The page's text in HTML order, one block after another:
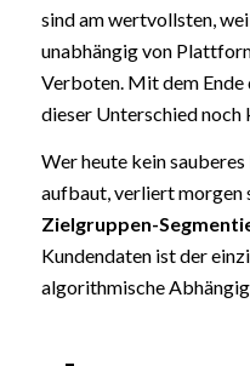
sind am wertvollsten,
unabhängig von
Verboten. Mit dem
dieser Unterschied noch
Wer heute kein
aufbaut, verliert morgen
Zielgruppen-
Kundendaten ist der
algorithmische